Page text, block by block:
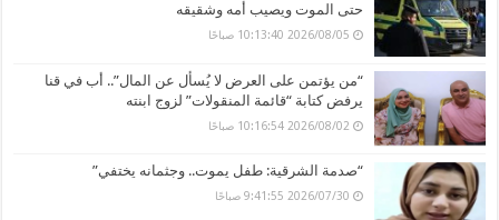
حتى الموت ويصيب أمه وشقيقه
2026/08/05 10:13:40 صباحًا
“من يؤتمن على العرض لا يُسأل عن المال”.. أب في قنا
يرفض كتابة “قائمة المنقولات” لزوج ابنته
2026/08/02 10:16:54 صباحًا
“صدمة الشرقية: طفل يموت.. وجثمانه يختفي”
2026/07/30 9:41:55 صباحًا